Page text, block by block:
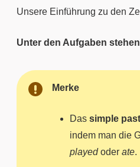
Unsere Einführung zu den
Unter den Aufgaben
Merke
Das simple past
indem man die
playedoder ate.